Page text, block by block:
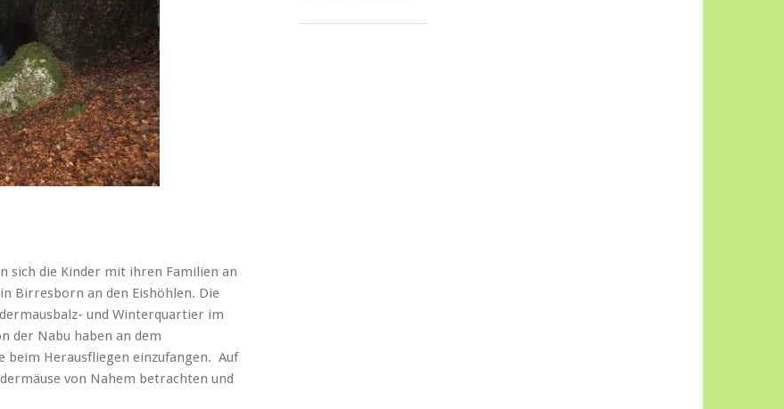
sich die Kinder mit ihren Familien an
Birresborn an den Eishöhlen. Die
und Winterquartier im
der Nabu haben an dem
beim Herausfliegen einzufangen. Auf
von Nahem betrachten und